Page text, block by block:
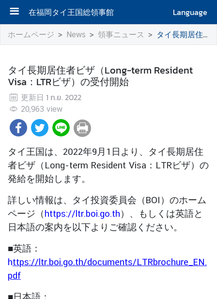
在福岡タイ王国総領事館
Language
ホ
総
領
事
館
に
つ
い
て
ザ
領
事
事
務
ニ
ホームページ News 領事ニュース タイ長期居住者ビザ（Long-term Resident Visa：LTRビザ）の受付開始
タイ長期居住者ビザ（Long-term Resident
Visa：LTRビザ）の受付開始
更新日 1 ก.ย. 2022
20,963 view
タイ王国は、2022年9月1日より、タイ長期居住
者ビザ（Long-term Resident Visa：LTRビザ）の
発給を開始します。
詳しい情報は、タイ投資委員会（BOI）のホーム
ページ（https://ltr.boi.go.th）、もしくは英語と
日本語の案内を以下よりご確認ください。
■英語：
https://ltr.boi.go.th/documents/LTRbrochure_EN.
pdf
■日本語：